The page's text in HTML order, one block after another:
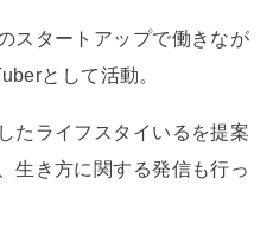
スタートアップで働きなが
として活動。
たライフスタイいるを提案
生き方に関する発信も行っ